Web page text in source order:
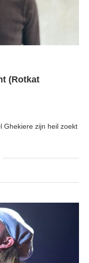
(Rotkat
Ghekiere zijn heil zoekt